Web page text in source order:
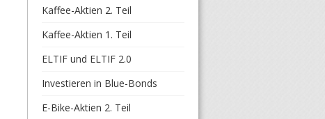
Kaffee-Aktien 2. Teil
Kaffee-Aktien 1. Teil
ELTIF und ELTIF 2.0
Investieren in Blue-Bonds
E-Bike-Aktien 2. Teil